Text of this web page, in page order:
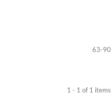
63-90
1 - 1 of 1 items